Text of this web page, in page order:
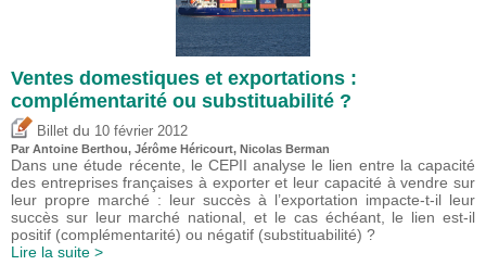
Ventes domestiques et exportations :
complémentarité ou substituabilité ?
Billet du 10 février 2012
Par Antoine Berthou, Jérôme Héricourt, Nicolas Berman
Dans une étude récente, le CEPII analyse le lien entre la capacité
des entreprises françaises à exporter et leur capacité à vendre sur
leur propre marché : leur succès à l’exportation impacte-t-il leur
succès sur leur marché national, et le cas échéant, le lien est-il
positif (complémentarité) ou négatif (substituabilité) ?
Lire la suite >